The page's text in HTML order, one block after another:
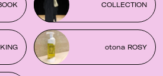
COLLECTION
otona ROSY